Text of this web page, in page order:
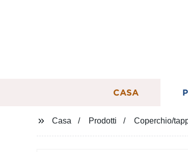
CASA
Casa Prodotti Coperchio/